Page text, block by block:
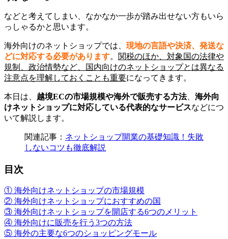
などと考えてしまい、なかなか一歩が踏み出せない方もいら
っしゃるかと思います。
海外向けのネットショップでは、 現地の言語や決済、発送な
どに対応する必要があります。 関税のほか、対象国の法律や
規制、政治情勢など、国内向けのネットショップとは異なる
注意点を理解しておくことも重要になってきます。
本日は、 越境ECの市場規模や海外で販売する方法、 海外向
けネットショップに対応している代表的なサービスなどにつ
いて解説します。
関連記事： ネットショップ開業の基礎知識！失敗
しないコツも徹底解説
目次
① 海外向けネットショップの市場規模
② 海外向けネットショップにおすすめの国
③ 海外向けネットショップを開店する6つのメリット
④ 海外向けに販売を行う3つの方法
⑤ 海外の主要な6つのショッピングモール